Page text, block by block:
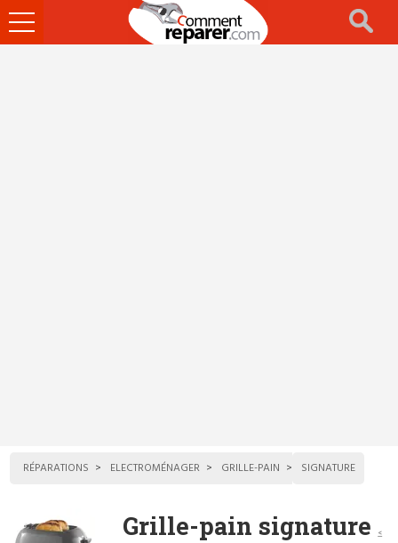
Ouvrir
le
RÉPARATIONS ELECTROMÉNAGER GRILLE-PAIN SIGNATURE
Grille-pain signature <